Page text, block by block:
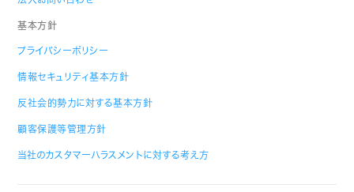
基本方針
プライバシーポリシー
情報セキュリティ基本方針
反社会的勢力に対する基本方針
顧客保護等管理方針
当社のカスタマーハラスメントに対する考え方